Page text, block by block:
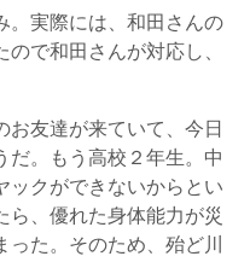
実際には、和田さんの
で和田さんが対応し、
友達が来ていて、今日
だ。もう高校２年生。中
ックができないからとい
ら、優れた身体能力が災
た。そのため、殆ど川